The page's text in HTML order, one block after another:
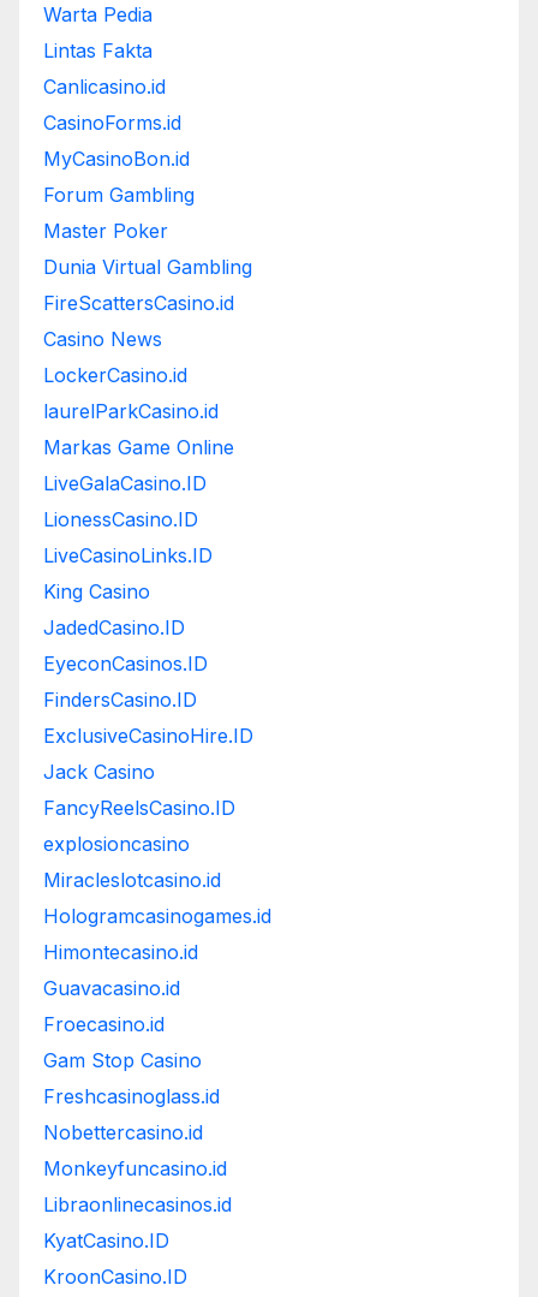
Warta Pedia
Lintas Fakta
Canlicasino.id
CasinoForms.id
MyCasinoBon.id
Forum Gambling
Master Poker
Dunia Virtual Gambling
FireScattersCasino.id
Casino News
LockerCasino.id
laurelParkCasino.id
Markas Game Online
LiveGalaCasino.ID
LionessCasino.ID
LiveCasinoLinks.ID
King Casino
JadedCasino.ID
EyeconCasinos.ID
FindersCasino.ID
ExclusiveCasinoHire.ID
Jack Casino
FancyReelsCasino.ID
explosioncasino
Miracleslotcasino.id
Hologramcasinogames.id
Himontecasino.id
Guavacasino.id
Froecasino.id
Gam Stop Casino
Freshcasinoglass.id
Nobettercasino.id
Monkeyfuncasino.id
Libraonlinecasinos.id
KyatCasino.ID
KroonCasino.ID